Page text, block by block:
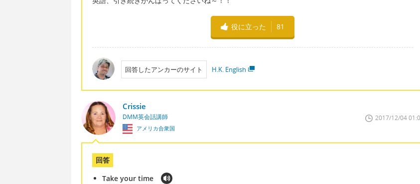
役に立った 81
回答したアンカーのサイト H.K. English
Crissie
DMM英会話講師
アメリカ合衆国
2017/12/04
回答
Take your time